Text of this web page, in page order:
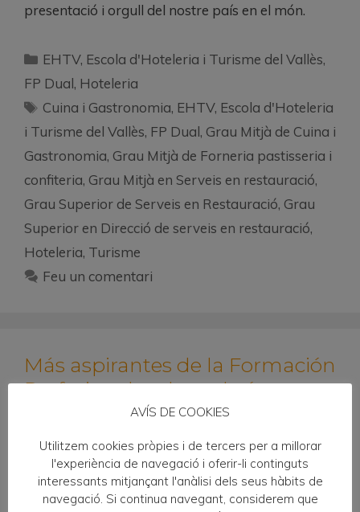
presentació i orgull del nostre país en el món.
EHTV, Escola d'Hoteleria i Turisme del Vallès,
FP Dual, Hoteleria
Cuina i Gastronomia, EHTV, Escola d'Hoteleria
i Turisme del Vallès, FP Dual, Grau Mitjà de Cuina i
Gastronomia, Grau Mitjà de Forneria pastisseria i
confiteria, Grau Mitjà en Serveis en restauració,
Grau Superior de Serveis en Restauració, Grau
Superior en Direcció de serveis en restauració,
Hoteleria, Turisme
Feu un comentari
Más aspirantes de la Formación
Profesional en hostelería
EHTV
AVÍS DE COOKIES
Utilitzem cookies pròpies i de tercers per a millorar
l'experiència de navegació i oferir-li continguts
interessants mitjançant l'anàlisi dels seus hàbits de
navegació. Si continua navegant, considerem que